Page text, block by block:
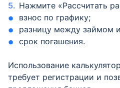
Нажмите «Рассчитать
взнос по графику;
разницу между займом
срок погашения.
Использование
требует регистрации и